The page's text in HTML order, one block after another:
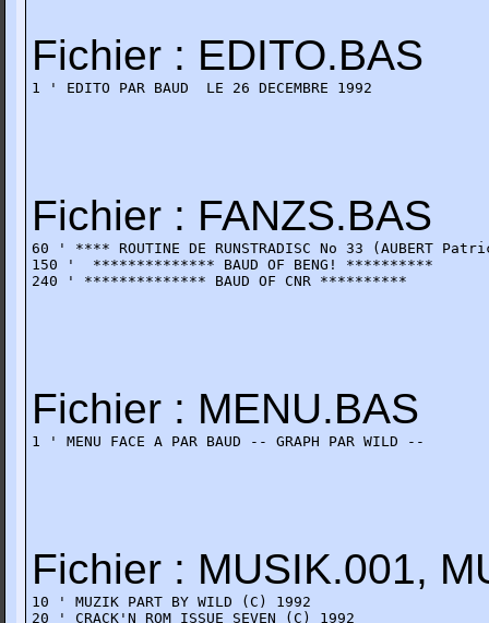
Fichier : EDITO.BAS
1 ' EDITO PAR BAUD  LE 26 DECEMBRE 1992
Fichier : FANZS.BAS
60 ' **** ROUTINE DE RUNSTRADISC No 33 (AUBERT
150 '  ************** BAUD OF BENG! **********
240 ' ************** BAUD OF CNR **********
Fichier : MENU.BAS
1 ' MENU FACE A PAR BAUD -- GRAPH PAR WILD --
Fichier : MUSIK.001,
10 ' MUZIK PART BY WILD (C) 1992
20 ' CRACK'N ROM ISSUE SEVEN (C) 1992